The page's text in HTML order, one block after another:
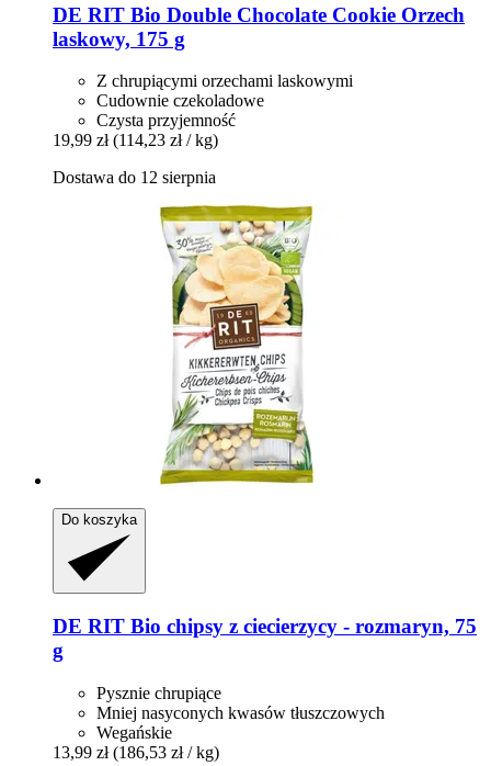
DE RIT Bio Double Chocolate Cookie Orzech
laskowy, 175 g
Z chrupiącymi orzechami laskowymi
Cudownie czekoladowe
Czysta przyjemność
19,99 zł (114,23 zł / kg)
Dostawa do 12 sierpnia
Do koszyka
DE RIT Bio chipsy z ciecierzycy -​ rozmaryn, 75
g
Pysznie chrupiące
Mniej nasyconych kwasów tłuszczowych
Wegańskie
13,99 zł (186,53 zł / kg)